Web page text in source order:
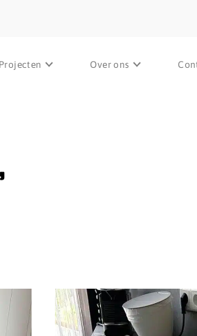
Projecten Over ons